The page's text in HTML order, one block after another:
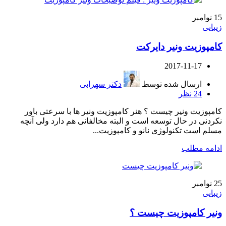
15 نوامبر
زیبایی
کامپوزیت ونیر دایرکت
2017-11-17
ارسال شده توسط
دکتر سهرابی
24 نظر
کامپوزیت ونیر چیست ؟ هنر کامپوزیت ونیر ها با سرعتی باور
نکردنی در حال توسعه است و البته مخالفانی هم دارد ولی آنچه
مسلم است تکنولوژی نانو و کامپوزیت...
ادامه مطلب
25 نوامبر
زیبایی
ونیر کامپوزیت چیست ؟